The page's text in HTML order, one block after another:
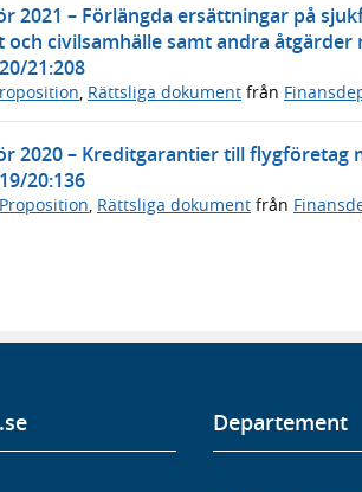
2021 – Förlängda ersättningar på
civilsamhälle samt andra åtgärder
21:208
, Rättsliga dokument från
2020 – Kreditgarantier till flygföretag
20:136
Proposition Rättsliga dokument från
Departement